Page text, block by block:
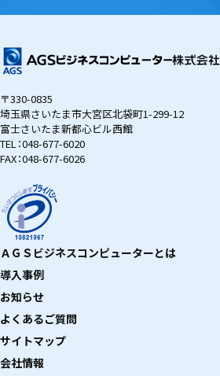
〒330-0835
埼玉県さいたま市大宮区北袋町1-299-12
富士さいたま新都心ビル西館
TEL：048-677-6020
FAX：048-677-6026
ＡＧＳビジネスコンピューターとは
導入事例
お知らせ
よくあるご質問
サイトマップ
会社情報